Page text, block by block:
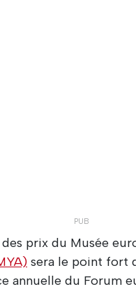
des prix du Musée
sera le point fort
annuelle du Forum